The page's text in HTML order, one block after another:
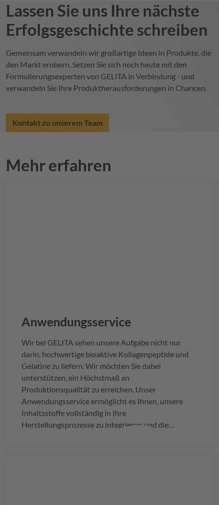
Lassen Sie uns Ihre nächste
Erfolgsgeschichte schreiben
Gemeinsam verwandeln wir großartige Ideen in Produkte, die
den Markt erobern. Setzen Sie sich noch heute mit den
Formulierungsexperten von GELITA in Verbindung - und
verwandeln Sie Ihre Produktherausforderungen in Chancen.
Kontakt zu unserem Team
Mehr erfahren
Anwendungsservice
Wir bei GELITA sehen unsere Aufgabe nicht nur
darin, hochwertige bioaktive Kollagenpeptide und
Gelatine zu liefern. Wir möchten Sie dabei
unterstützen, ein Höchstmaß an
Produktionsqualität zu erreichen. Unser
Anwendungsservice ermöglicht es Ihnen, unsere
Inhaltsstoffe vollständig in Ihre
Herstellungsprozesse zu integrieren und die